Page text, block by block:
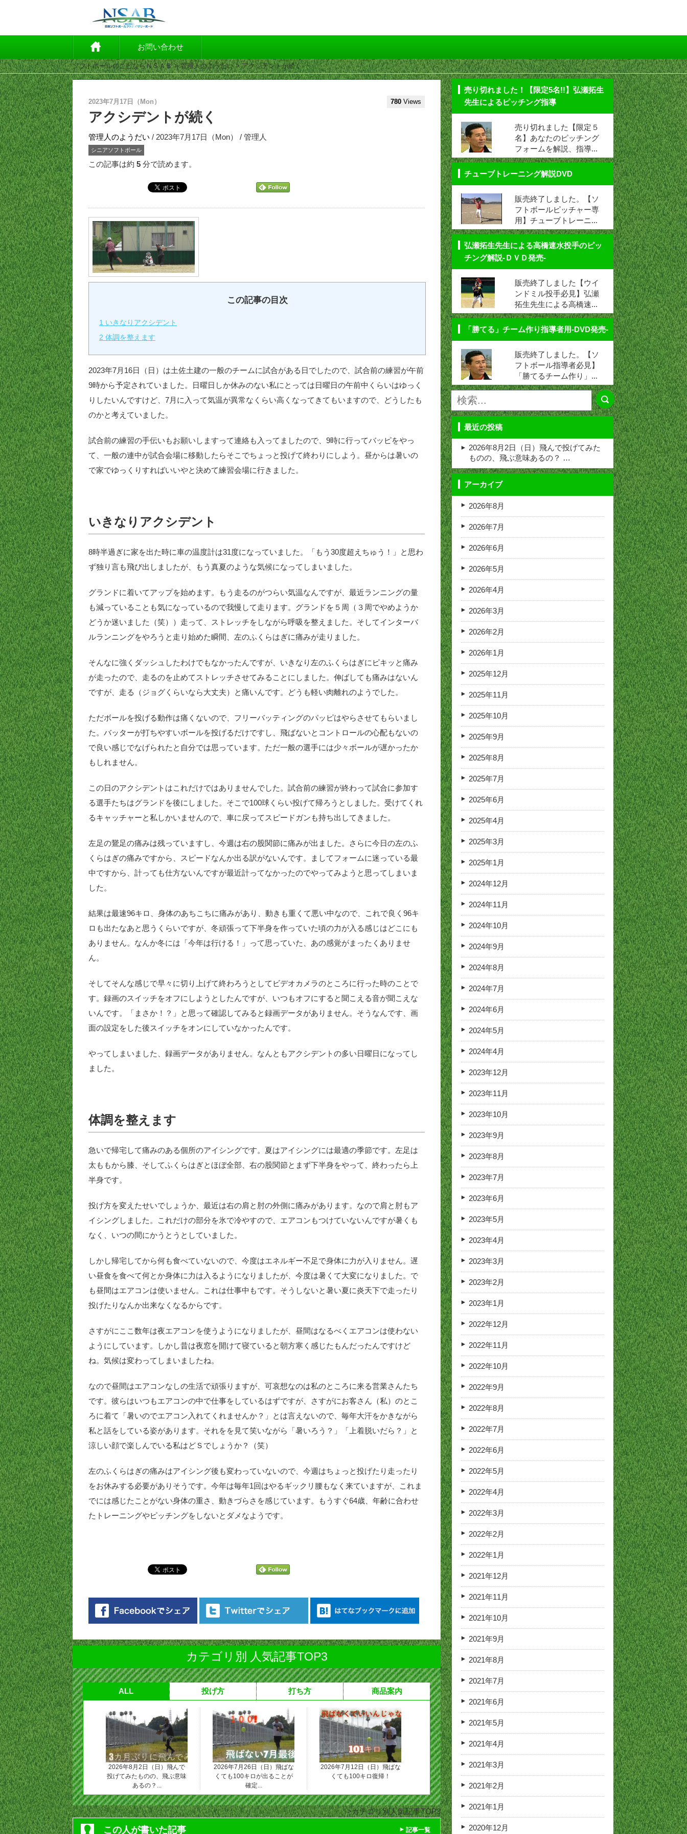
お問い合わせ
ソフトボールのことならＮＳＡＢ>管理人のようだい> アクシデントが続く
2023年7月17日（Mon） 780 Views
アクシデントが続く
管理人のようだい / 2023年7月17日（Mon） / 管理人
シニアソフトボール
この記事は約 5 分で読めます。
この記事の目次
1 いきなりアクシデント
2 体調を整えます
2023年7月16日（日）は土佐土建の一般のチームに試合がある日でしたので、試合前の練習が午前
9時から予定されていました。日曜日しか休みのない私にとっては日曜日の午前中くらいはゆっく
りしたいんですけど、7月に入って気温が異常なくらい高くなってきてもいますので、どうしたも
のかと考えていました。
試合前の練習の手伝いもお願いしますって連絡も入ってましたので、9時に行ってバッピをやっ
て、一般の連中が試合会場に移動したらそこでちょっと投げて終わりにしよう。昼からは暑いの
で家でゆっくりすればいいやと決めて練習会場に行きました。
いきなりアクシデント
8時半過ぎに家を出た時に車の温度計は31度になっていました。「もう30度超えちゅう！」と思わ
ず独り言も飛び出しましたが、もう真夏のような気候になってしまいました。
グランドに着いてアップを始めます。もう走るのがつらい気温なんですが、最近ランニングの量
も減っていることも気になっているので我慢して走ります。グランドを５周（３周でやめようか
どうか迷いました（笑））走って、ストレッチをしながら呼吸を整えました。そしてインターバ
ルランニングをやろうと走り始めた瞬間、左のふくらはぎに痛みが走りました。
そんなに強くダッシュしたわけでもなかったんですが、いきなり左のふくらはぎにピキッと痛み
が走ったので、走るのを止めてストレッチさせてみることにしました。伸ばしても痛みはないん
ですが、走る（ジョグくらいなら大丈夫）と痛いんです。どうも軽い肉離れのようでした。
ただボールを投げる動作は痛くないので、フリーバッティングのパッピはやらさせてもらいまし
た。バッターが打ちやすいボールを投げるだけですし、飛ばないとコントロールの心配もないの
で良い感じでなげられたと自分では思っています。ただ一般の選手には少々ボールが遅かったか
もしれません。
この日のアクシデントはこれだけではありませんでした。試合前の練習が終わって試合に参加す
る選手たちはグランドを後にしました。そこで100球くらい投げて帰ろうとしました。受けてくれ
るキャッチャーと私しかいませんので、車に戻ってスピードガンも持ち出してきました。
左足の鵞足の痛みは残っていますし、今週は右の股関節に痛みが出ました。さらに今日の左のふ
くらはぎの痛みですから、スピードなんか出る訳がないんです。ましてフォームに迷っている最
中ですから、計っても仕方ないんですが最近計ってなかったのでやってみようと思ってしまいま
した。
結果は最速96キロ、身体のあちこちに痛みがあり、動きも重くて悪い中なので、これで良く96キ
ロも出たなあと思うくらいですが、冬頑張って下半身を作っていた頃の力が入る感じはどこにも
ありません。なんか冬には「今年は行ける！」って思っていた、あの感覚がまったくありませ
ん。
そしてそんな感じで早々に切り上げて終わろうとしてビデオカメラのところに行った時のことで
す。録画のスイッチをオフにしようとしたんですが、いつもオフにすると聞こえる音が聞こえな
いんです。「まさか！？」と思って確認してみると録画データがありません。そうなんです、画
面の設定をした後スイッチをオンにしていなかったんです。
やってしまいました、録画データがありません。なんともアクシデントの多い日曜日になってし
ました。
体調を整えます
急いで帰宅して痛みのある個所のアイシングです。夏はアイシングには最適の季節です。左足は
太ももから膝、そしてふくらはぎとほぼ全部、右の股関節とまず下半身をやって、終わったら上
半身です。
投げ方を変えたせいでしょうか、最近は右の肩と肘の外側に痛みがあります。なので肩と肘もア
イシングしました。これだけの部分を氷で冷やすので、エアコンもつけていないんですが暑くも
なく、いつの間にかうとうとしていました。
しかし帰宅してから何も食べていないので、今度はエネルギー不足で身体に力が入りません。遅
い昼食を食べて何とか身体に力は入るようになりましたが、今度は暑くて大変になりました。で
も昼間はエアコンは使いません。これは仕事中もです。そうしないと暑い夏に炎天下で走ったり
投げたりなんか出来なくなるからです。
さすがにここ数年は夜エアコンを使うようになりましたが、昼間はなるべくエアコンは使わない
ようにしています。しかし昔は夜窓を開けて寝ていると朝方寒く感じたもんだったんですけど
ね。気候は変わってしまいましたね。
なので昼間はエアコンなしの生活で頑張りますが、可哀想なのは私のところに来る営業さんたち
です。彼らはいつもエアコンの中で仕事をしているはずですが、さすがにお客さん（私）のとこ
ろに着て「暑いのでエアコン入れてくれませんか？」とは言えないので、毎年大汗をかきながら
私と話をしている姿があります。それをを見て笑いながら「暑いろう？」「上着脱いだら？」と
涼しい顔で楽しんでいる私はどＳでしょうか？（笑）
左のふくらはぎの痛みはアイシング後も変わっていないので、今週はちょっと投げたり走ったり
をお休みする必要がありそうです。今年は毎年1回はやるギックリ腰もなく来ていますが、これま
でには感じたことがない身体の重さ、動きづらさを感じています。もうすぐ64歳、年齢に合わせ
たトレーニングやピッチングをしないとダメなようです。
カテゴリ別 人気記事TOP3
ALL 投げ方 打ち方 商品案内
2026年8月2日（日）飛んで
投げてみたものの、飛ぶ意味
あるの？...
2026年7月26日（日）飛ばな
くても100キロが出ることが
確定...
2026年7月12日（日）飛ばな
くても100キロ復帰！
カテゴリ別人気記事TOP3
この人が書いた記事 記事一覧
売り切れました！【限定5名!!】弘瀬拓生
先生によるピッチング指導
売り切れました【限定５
名】あなたのピッチング
フォームを解説、指導...
チューブトレーニング解説DVD
販売終了しました。【ソ
フトボールピッチャー専
用】チューブトレーニ...
弘瀬拓生先生による高橋速水投手のピッ
チング解説-ＤＶＤ発売-
販売終了しました【ウイ
ンドミル投手必見】弘瀬
拓生先生による高橋速...
「勝てる」チーム作り指導者用-DVD発売-
販売終了しました。【ソ
フトボール指導者必見】
「勝てるチーム作り」...
最近の投稿
2026年8月2日（日）飛んで投げてみた
ものの、飛ぶ意味あるの？ …
アーカイブ
2026年8月
2026年7月
2026年6月
2026年5月
2026年4月
2026年3月
2026年2月
2026年1月
2025年12月
2025年11月
2025年10月
2025年9月
2025年8月
2025年7月
2025年6月
2025年4月
2025年3月
2025年1月
2024年12月
2024年11月
2024年10月
2024年9月
2024年8月
2024年7月
2024年6月
2024年5月
2024年4月
2023年12月
2023年11月
2023年10月
2023年9月
2023年8月
2023年7月
2023年6月
2023年5月
2023年4月
2023年3月
2023年2月
2023年1月
2022年12月
2022年11月
2022年10月
2022年9月
2022年8月
2022年7月
2022年6月
2022年5月
2022年4月
2022年3月
2022年2月
2022年1月
2021年12月
2021年11月
2021年10月
2021年9月
2021年8月
2021年7月
2021年6月
2021年5月
2021年4月
2021年3月
2021年2月
2021年1月
2020年12月